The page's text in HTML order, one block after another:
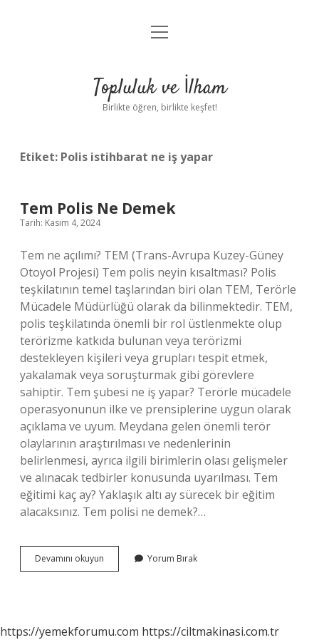
Anasayfa
Yasal Uyarı
menüyü
Topluluk ve İlham
Birlikte öğren, birlikte keşfet!
Etiket: Polis istihbarat ne iş yapar
Tem Polis Ne Demek
Tarih: Kasım 4, 2024
Tem ne açılımı? TEM (Trans-Avrupa Kuzey-Güney
Otoyol Projesi) Tem polis neyin kısaltması? Polis
teşkilatının temel taşlarından biri olan TEM, Terörle
Mücadele Müdürlüğü olarak da bilinmektedir. TEM,
polis teşkilatında önemli bir rol üstlenmekte olup
terörizme katkıda bulunan veya terörizmi
destekleyen kişileri veya grupları tespit etmek,
yakalamak veya soruşturmak gibi görevlere
sahiptir. Tem şubesi ne iş yapar? Terörle mücadele
operasyonunun ilke ve prensiplerine uygun olarak
açıklama ve uyum. Meydana gelen önemli terör
olaylarının araştırılması ve nedenlerinin
belirlenmesi, ayrıca ilgili birimlerin olası gelişmeler
ve alınacak tedbirler konusunda uyarılması. Tem
eğitimi kaç ay? Yaklaşık altı ay sürecek bir eğitim
alacaksınız. Tem polisi ne demek?…
Devamını okuyun
Polis
Yorum Bırak
https://yemekforumu.com https://ciltmakinasi.com.tr